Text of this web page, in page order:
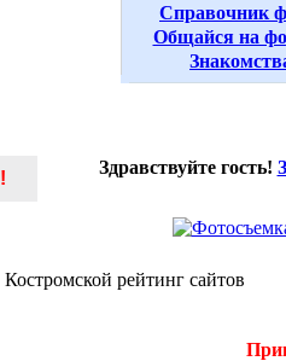
Справочник
Общайся на
!
Здравствуйте гость!
Костромской рейтинг сайтов